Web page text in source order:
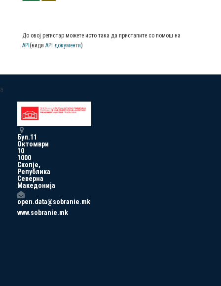
До овој регистар можете исто така да пристапите со помош на
API (види API документи)
a
Бул.11
Октомври
10
1000
Скопје,
Република
Северна
Македонија
open.data@sobranie.mk
www.sobranie.mk